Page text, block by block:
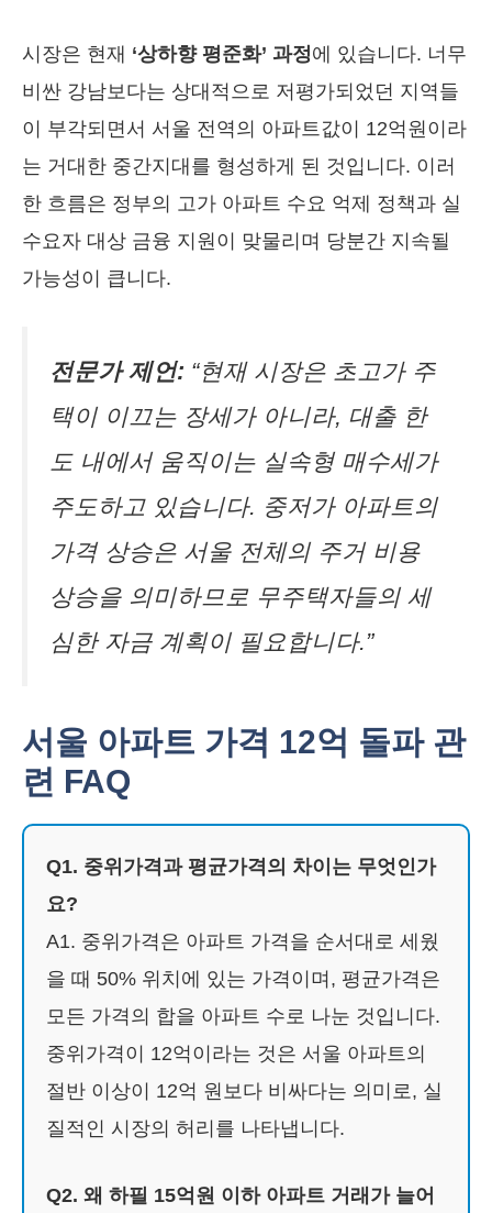
시장은 현재 ‘상하향 평준화’ 과정에 있습니다. 너무
비싼 강남보다는 상대적으로 저평가되었던 지역들
이 부각되면서 서울 전역의 아파트값이 12억원이라
는 거대한 중간지대를 형성하게 된 것입니다. 이러
한 흐름은 정부의 고가 아파트 수요 억제 정책과 실
수요자 대상 금융 지원이 맞물리며 당분간 지속될
가능성이 큽니다.
전문가 제언: “현재 시장은 초고가 주
택이 이끄는 장세가 아니라, 대출 한
도 내에서 움직이는 실속형 매수세가
주도하고 있습니다. 중저가 아파트의
가격 상승은 서울 전체의 주거 비용
상승을 의미하므로 무주택자들의 세
심한 자금 계획이 필요합니다.”
서울 아파트 가격 12억 돌파 관
련 FAQ
Q1. 중위가격과 평균가격의 차이는 무엇인가
요?
A1. 중위가격은 아파트 가격을 순서대로 세웠
을 때 50% 위치에 있는 가격이며, 평균가격은
모든 가격의 합을 아파트 수로 나눈 것입니다.
중위가격이 12억이라는 것은 서울 아파트의
절반 이상이 12억 원보다 비싸다는 의미로, 실
질적인 시장의 허리를 나타냅니다.
Q2. 왜 하필 15억원 이하 아파트 거래가 늘어